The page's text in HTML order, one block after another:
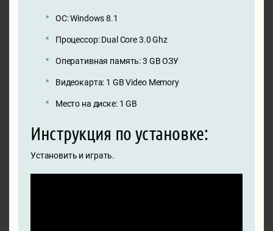
ОС: Windows 8.1
Процессор: Dual Core 3.0 Ghz
Оперативная память: 3 GB ОЗУ
Видеокарта: 1 GB Video Memory
Место на диске: 1 GB
Инструкция по установке:
Установить и играть.